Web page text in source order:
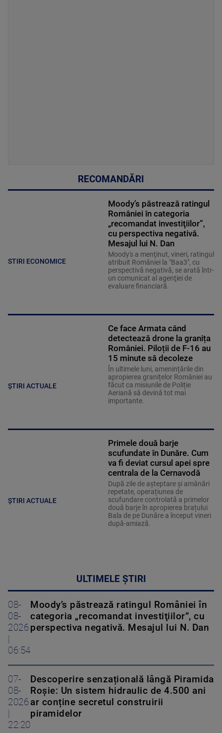
RECOMANDĂRI
STIRI ECONOMICE
Moody’s păstrează ratingul
României în categoria
„recomandat investiţiilor”,
cu perspectiva negativă.
Mesajul lui N. Dan
Moody's a menţinut, vineri, ratingul
atribuit României la "Baa3", cu
perspectivă negativă, se arată într-
un comunicat al agenţiei de
evaluare financiară.
ȘTIRI ACTUALE
Ce face Armata când
detectează drone la granița
României. Piloții de F-16 au
15 minute să decoleze
În ultimele luni, amenințările din
apropierea granițelor României au
făcut ca misiunile de Poliție
Aeriană să devină tot mai
importante.
ȘTIRI ACTUALE
Primele două barje
scufundate în Dunăre. Cum
va fi deviat cursul apei spre
centrala de la Cernavodă
După zile de așteptare și amânări
repetate, operațiunea de
scufundare controlată a primelor
două barje în apropierea brațului
Bala de pe Dunăre a început vineri
după-amiază.
ULTIMELE ȘTIRI
08-
08-
2026
06:54
Moody’s păstrează ratingul României în
categoria „recomandat investiţiilor”, cu
perspectiva negativă. Mesajul lui N. Dan
07-
08-
2026
22:20
Descoperire senzațională lângă Piramida
Roșie: Un sistem hidraulic de 4.500 ani
ar conține secretul construirii
piramidelor